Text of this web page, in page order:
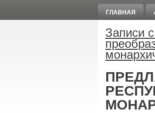
ГЛАВНАЯ
Записи